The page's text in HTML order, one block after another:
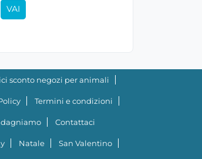
VAI
sconto negozi per animali
Termini e condizioni
Contattaci
Natale San Valentino